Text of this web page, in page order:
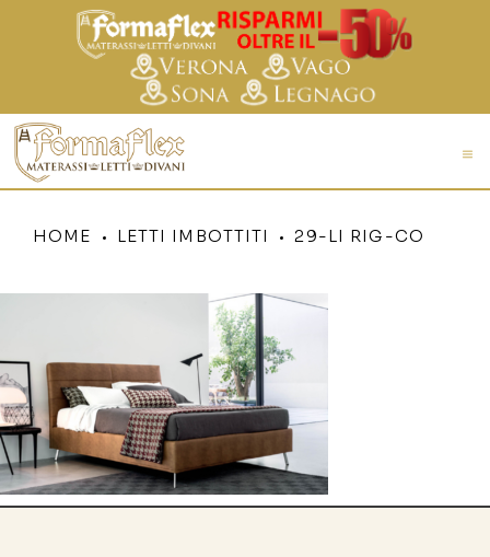
HOME LETTI IMBOTTITI 29-LI RIG-CO